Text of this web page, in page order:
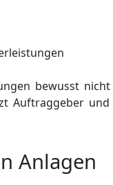
bewusst nicht
Auftraggeber und
Anlagen